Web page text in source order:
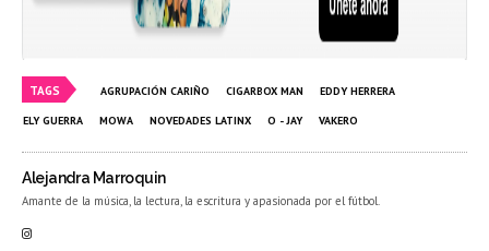
TAGS AGRUPACIÓN CARIÑO CIGARBOX MAN EDDY HERRERA
ELY GUERRA MOWA NOVEDADES LATINX O - JAY VAKERO
Alejandra Marroquin
Amante de la música, la lectura, la escritura y apasionada por el fútbol.